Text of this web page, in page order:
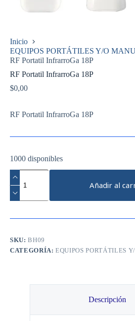
Inicio
EQUIPOS PORTÁTILES Y/O
RF Portatil InfrarroGa 18P
RF Portatil InfrarroGa 18P
$0,00
RF Portatil InfrarroGa 18P
1000 disponibles
Portatil
InfrarroGa
Añadir al
SKU:BH09
CATEGORÍA:EQUIPOS PORTÁTILES
Descripción